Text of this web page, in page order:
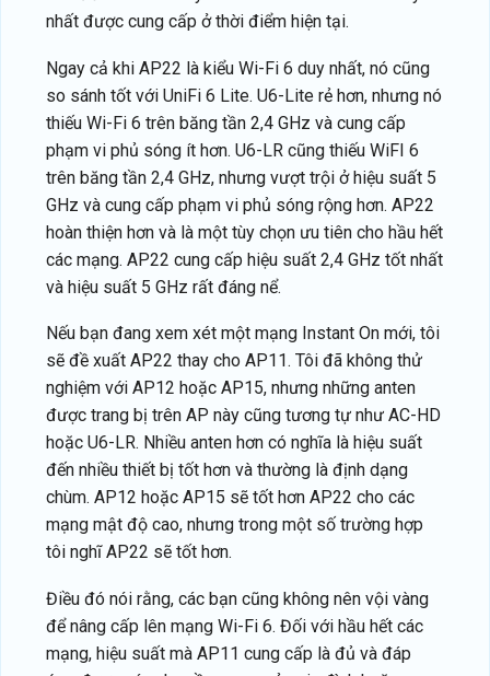
nhất được cung cấp ở thời điểm hiện tại.
Ngay cả khi AP22 là kiểu Wi-Fi 6 duy nhất, nó cũng
so sánh tốt với UniFi 6 Lite. U6-Lite rẻ hơn, nhưng nó
thiếu Wi-Fi 6 trên băng tần 2,4 GHz và cung cấp
phạm vi phủ sóng ít hơn. U6-LR cũng thiếu WiFI 6
trên băng tần 2,4 GHz, nhưng vượt trội ở hiệu suất 5
GHz và cung cấp phạm vi phủ sóng rộng hơn. AP22
hoàn thiện hơn và là một tùy chọn ưu tiên cho hầu hết
các mạng. AP22 cung cấp hiệu suất 2,4 GHz tốt nhất
và hiệu suất 5 GHz rất đáng nể.
Nếu bạn đang xem xét một mạng Instant On mới, tôi
sẽ đề xuất AP22 thay cho AP11. Tôi đã không thử
nghiệm với AP12 hoặc AP15, nhưng những anten
được trang bị trên AP này cũng tương tự như AC-HD
hoặc U6-LR. Nhiều anten hơn có nghĩa là hiệu suất
đến nhiều thiết bị tốt hơn và thường là định dạng
chùm. AP12 hoặc AP15 sẽ tốt hơn AP22 cho các
mạng mật độ cao, nhưng trong một số trường hợp
tôi nghĩ AP22 sẽ tốt hơn.
Điều đó nói rằng, các bạn cũng không nên vội vàng
để nâng cấp lên mạng Wi-Fi 6. Đối với hầu hết các
mạng, hiệu suất mà AP11 cung cấp là đủ và đáp